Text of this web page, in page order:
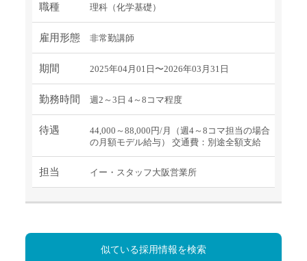
職種 理科（化学基礎）
雇用形態 非常勤講師
期間 2025年04月01日〜2026年03月31日
勤務時間 週2～3日 4～8コマ程度
待遇
44,000～88,000円/月（週4～8コマ担当の場合
の月額モデル給与） 交通費：別途全額支給
担当 イー・スタッフ大阪営業所
似ている採用情報を検索